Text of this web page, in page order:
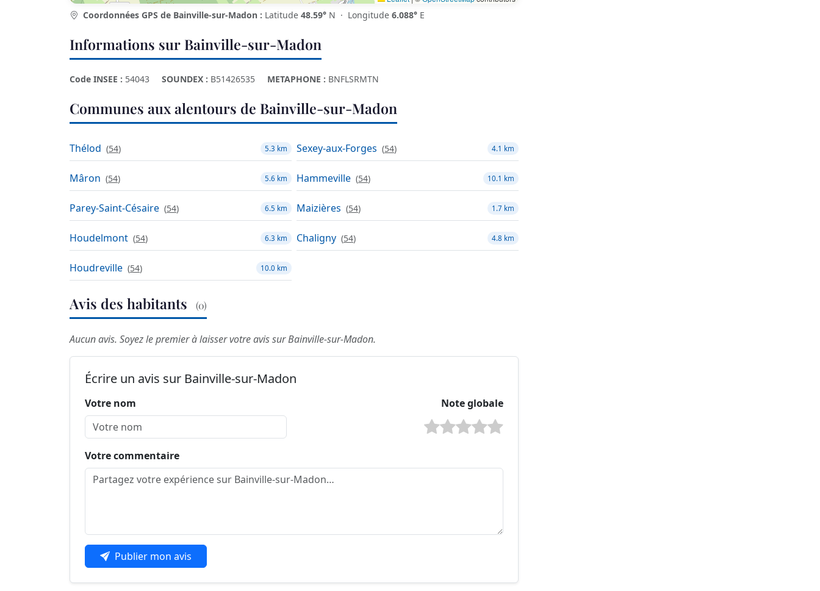
Coordonnées GPS de Bainville-sur-Madon : Latitude 48.59° N · Longitude 6.088° E
Informations sur Bainville-sur-Madon
Code INSEE : 54043 SOUNDEX : B51426535 METAPHONE : BNFLSRMTN
Communes aux alentours de Bainville-sur-Madon
Thélod (54) 5.3 km Sexey-aux-Forges (54) 4.1 km
Mâron (54) 5.6 km Hammeville (54) 10.1 km
Parey-Saint-Césaire (54) 6.5 km Maizières (54) 1.7 km
Houdelmont (54) 6.3 km Chaligny (54) 4.8 km
Houdreville (54) 10.0 km
Avis des habitants (0)
Aucun avis. Soyez le premier à laisser votre avis sur Bainville-sur-Madon.
Écrire un avis sur Bainville-sur-Madon
Votre nom Note globale
Votre commentaire
Publier mon avis